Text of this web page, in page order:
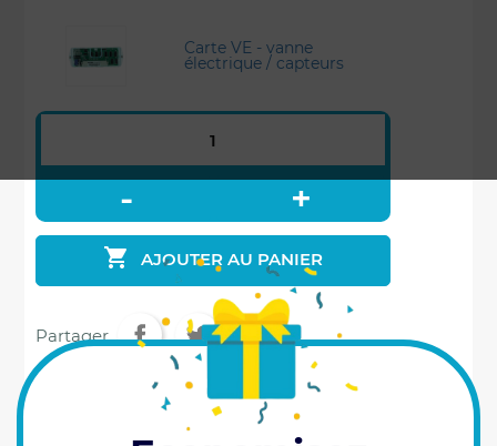
Carte VE - vanne
électrique / capteurs
 AJOUTER AU PANIER
Partager
Commando VE, la maîtrise totale à porte
Ce boîtier spécialement conçu pour le